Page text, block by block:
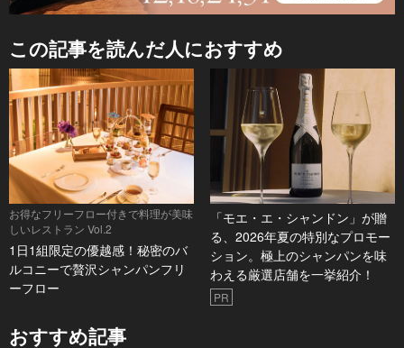
阿
この記事を読んだ人におすすめ
お得なフリーフロー付きで料理が美味
しいレストラン Vol.2
1日1組限定の優越感！秘密のバ
ルコニーで贅沢シャンパンフリ
ーフロー
「モエ・エ・シャンドン」が贈
る、2026年夏の特別なプロモー
ション。極上のシャンパンを味
わえる厳選店舗を一挙紹介！
PR
おすすめ記事